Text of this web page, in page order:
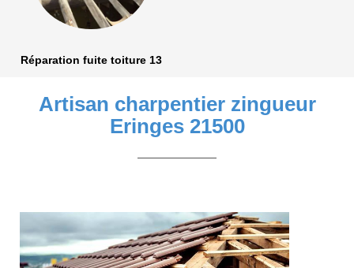
Réparation fuite toiture 13
Artisan charpentier zingueur
Eringes 21500